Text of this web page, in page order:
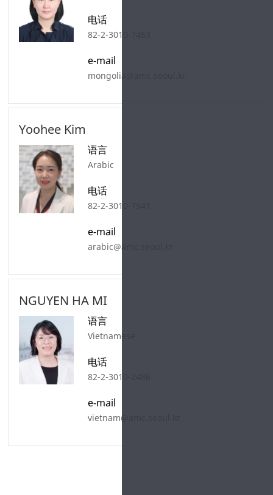
电话
82-2-3010-7453
e-mail
mongolia@amc.seoul.kr
Yoohee Kim
语言
Arabic
电话
82-2-3010-7941
e-mail
arabic@amc.seoul.kr
NGUYEN HA MI
语言
Vietnamese
电话
82-2-3010-2486
e-mail
vietnam@amc.seoul.kr